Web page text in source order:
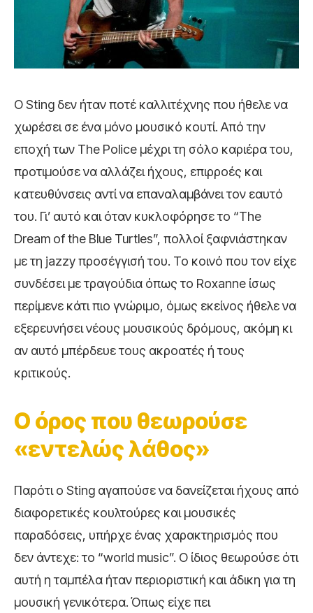
ΟSting δεν ήταν ποτέ καλλιτέχνης που ήθελε να
χωρέσει σε ένα μόνο μουσικό κουτί. Από την
εποχή των The Police μέχρι τη σόλο καριέρα του,
προτιμούσε να αλλάζει ήχους, επιρροές και
κατευθύνσεις αντί να επαναλαμβάνει τον εαυτό
του. Γι’ αυτό και όταν κυκλοφόρησε το “The
Dream of the Blue Turtles”, πολλοί ξαφνιάστηκαν
με τη jazzy προσέγγισή του. Το κοινό που τον είχε
συνδέσει με τραγούδια όπως το Roxanne ίσως
περίμενε κάτι πιο γνώριμο, όμως εκείνος ήθελε να
εξερευνήσει νέους μουσικούς δρόμους, ακόμη κι
αν αυτό μπέρδευε τους ακροατές ή τους
κριτικούς.
Ο όρος που θεωρούσε
«εντελώς λάθος»
Παρότι ο Sting αγαπούσε να δανείζεται ήχους από
διαφορετικές κουλτούρες και μουσικές
παραδόσεις, υπήρχε ένας χαρακτηρισμός που
δεν άντεχε: το “world music”. Ο ίδιος θεωρούσε ότι
αυτή η ταμπέλα ήταν περιοριστική και άδικη για τη
μουσική γενικότερα. Όπως είχε πει